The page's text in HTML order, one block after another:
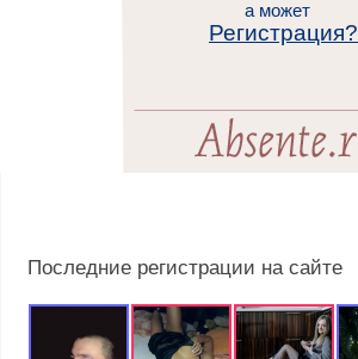
а может
Регистрация?
Последние регистрации на сайте